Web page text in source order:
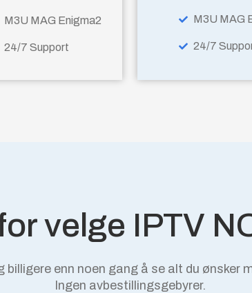
M3U MAG Enigma2
24/7 Support
M3U MAG
24/7
velge IPTV
enn noen gang å se alt du ønsker
Ingen avbestillingsgebyrer.